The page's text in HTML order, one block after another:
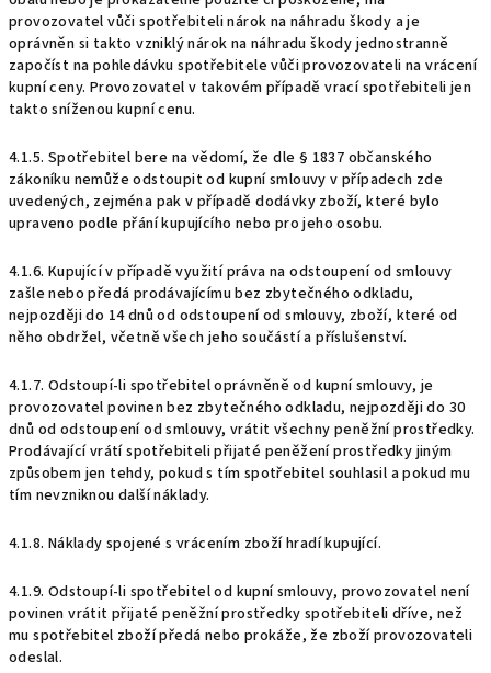
provozovatel vůči spotřebiteli nárok na náhradu škody a je
oprávněn si takto vzniklý nárok na náhradu škody jednostranně
započíst na pohledávku spotřebitele vůči provozovateli na vrácení
kupní ceny. Provozovatel v takovém případě vrací spotřebiteli jen
takto sníženou kupní cenu.
4.1.5. Spotřebitel bere na vědomí, že dle § 1837 občanského
zákoníku nemůže odstoupit od kupní smlouvy v případech zde
uvedených, zejména pak v případě dodávky zboží, které bylo
upraveno podle přání kupujícího nebo pro jeho osobu.
4.1.6. Kupující v případě využití práva na odstoupení od smlouvy
zašle nebo předá prodávajícímu bez zbytečného odkladu,
nejpozději do 14 dnů od odstoupení od smlouvy, zboží, které od
něho obdržel, včetně všech jeho součástí a příslušenství.
4.1.7. Odstoupí-li spotřebitel oprávněně od kupní smlouvy, je
provozovatel povinen bez zbytečného odkladu, nejpozději do 30
dnů od odstoupení od smlouvy, vrátit všechny peněžní prostředky.
Prodávající vrátí spotřebiteli přijaté peněžení prostředky jiným
způsobem jen tehdy, pokud s tím spotřebitel souhlasil a pokud mu
tím nevzniknou další náklady.
4.1.8. Náklady spojené s vrácením zboží hradí kupující.
4.1.9. Odstoupí-li spotřebitel od kupní smlouvy, provozovatel není
povinen vrátit přijaté peněžní prostředky spotřebiteli dříve, než
mu spotřebitel zboží předá nebo prokáže, že zboží provozovateli
odeslal.